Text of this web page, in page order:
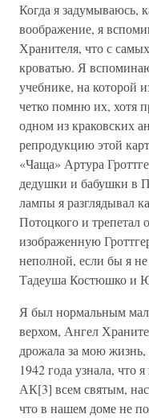
Когда я задумываюсь,
воображение, я
Хранителя, что с
кроватью. Я
учебнике, на которой
четко помню их, хотя
одном из краковских
репродукцию этой
«Чаща» Артура
дедушки и бабушки в
лампы я разглядывал
Потоцкого и трепетал
изображенную
неполной, если бы я
Тадеуша Костюшко и
Я был нормальным
верхом, Ангел
дрожала за мою жизнь,
1942 года узнала, что
АК[3] всем святым,
что в нашем доме не